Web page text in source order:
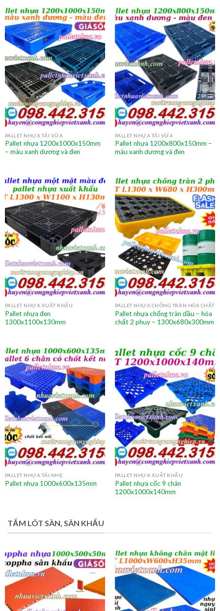
PALLET NHỰA TẢI VỪA
Pallet nhựa 1200x1000x150mm
– màu xanh dương và đen
PALLET NHỰA TẢI VỪA
Pallet nhựa 1200x800x150mm –
màu xanh dương và đen
PALLET NHỰA XUẤT KHẨU
Pallet nhựa đen
1300x1100x130mm
PALLET NHỰA CHỐNG TRÀN HÓA CHẤT
Pallet nhựa chống tràn dầu – hóa
chất 2 phuy – 1300x680x300mm
PALLET NHỰA TẢI NHẸ
Pallet nhựa 1000x600x135mm
PALLET NHỰA XUẤT KHẨU
Pallet nhựa cốc 9 chân
1200x1000x140mm
TẤM LÓT SÀN, SÂN KHẤU